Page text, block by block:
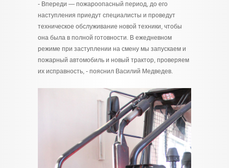
- Впереди — пожароопасный период, до его
наступления приедут специалисты и проведут
техническое обслуживание новой техники, чтобы
она была в полной готовности. В ежедневном
режиме при заступлении на смену мы запускаем и
пожарный автомобиль и новый трактор, проверяем
их исправность, - пояснил Василий Медведев.